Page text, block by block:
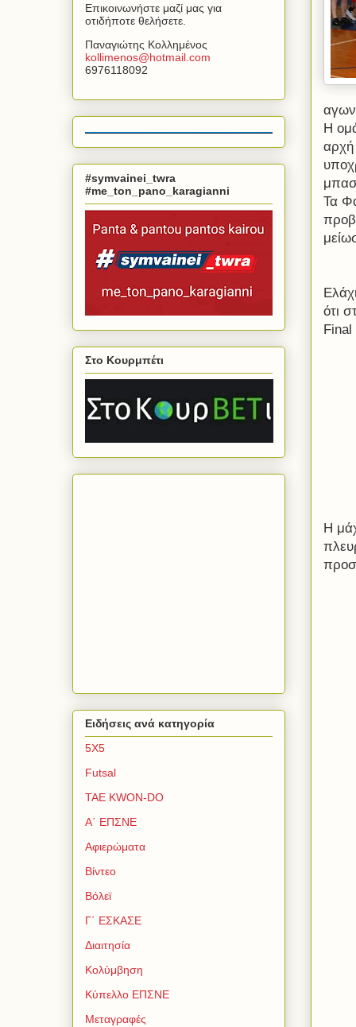
Η
αρχή
Τα
ότι
Final
Η
Επικοινωνήστε μαζί μας για
οτιδήποτε θελήσετε.
Παναγιώτης Κολλημένος
kollimenos@hotmail com
6976118092
#symvainei_twra
#me_ton_pano_karagianni
Στο Κουρμπέτι
Ειδήσεις ανά κατηγορία
5Χ5
Futsal
TAE KWON-DO
Α΄ ΕΠΣΝΕ
Αφιερώματα
Βίντεο
Βόλεϊ
Γ΄ ΕΣΚΑΣΕ
Διαιτησία
Κολύμβηση
Κύπελλο ΕΠΣΝΕ
Μεταγραφές